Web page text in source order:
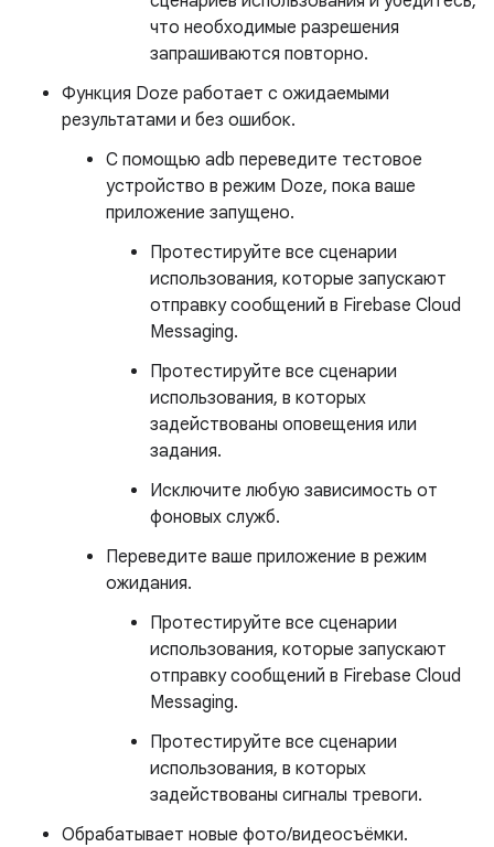
что необходимые разрешения
запрашиваются повторно.
Функция Doze работает с ожидаемыми
результатами и без ошибок.
С помощью adb переведите тестовое
устройство в режим Doze, пока ваше
приложение запущено.
Протестируйте все сценарии
использования, которые запускают
отправку сообщений в Firebase Cloud
Messaging.
Протестируйте все сценарии
использования, в которых
задействованы оповещения или
задания.
Исключите любую зависимость от
фоновых служб.
Переведите ваше приложение в режим
ожидания.
Протестируйте все сценарии
использования, которые запускают
отправку сообщений в Firebase Cloud
Messaging.
Протестируйте все сценарии
использования, в которых
задействованы сигналы тревоги.
Обрабатывает новые фото/видеосъёмки.